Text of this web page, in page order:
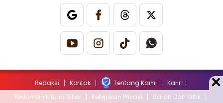
Redaksi Kontak Tentang Kami
Karir
Pedoman Media Siber
Kebijakan Privasi Saran Dan Kritik